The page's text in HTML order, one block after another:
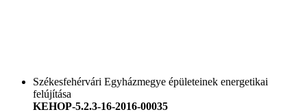
Székesfehérvári Egyházmegye épületeinek energetikai
felújítása
KEHOP-5.2.3-16-2016-00035